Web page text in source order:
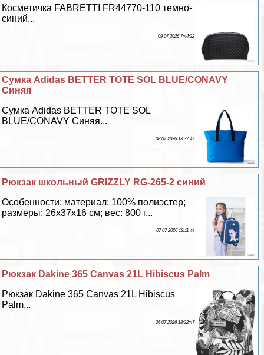
Косметичка FABRETTI FR44770-110 темно-
синий...
09 07 2026 7:44:22
Сумка Adidas BETTER TOTE SOL BLUE/CONAVY
Синяя
Сумка Adidas BETTER TOTE SOL
BLUE/CONAVY Синяя...
08 07 2026 13:37:47
Рюкзак школьный GRIZZLY RG-265-2 синий
Особенности: материал: 100% полиэстер;
размеры: 26х37х16 см; вес: 800 г...
07 07 2026 12:11:44
Рюкзак Dakine 365 Canvas 21L Hibiscus Palm
Рюкзак Dakine 365 Canvas 21L Hibiscus
Palm...
06 07 2026 18:22:47